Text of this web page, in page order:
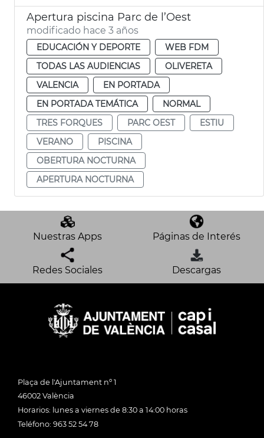
Apertura piscina Parc de l’Oest
modificado hace 3 años
EDUCACIÓN Y DEPORTE
WEB FDM
TODAS LAS AUDIENCIAS
OLIVERETA
VALENCIA
EN PORTADA
EN PORTADA TEMÁTICA
NORMAL
TRES FORQUES
PARC OEST
ESTIU
VERANO
PISCINA
OBERTURA NOCTURNA
APERTURA NOCTURNA
Nuestras Apps Páginas de Interés
Redes Sociales Descargas
Plaça de l'Ajuntament nº 1
46002 València
Horarios: lunes a viernes de 8:30 a 14:00 horas
Teléfono: 963 52 54 78